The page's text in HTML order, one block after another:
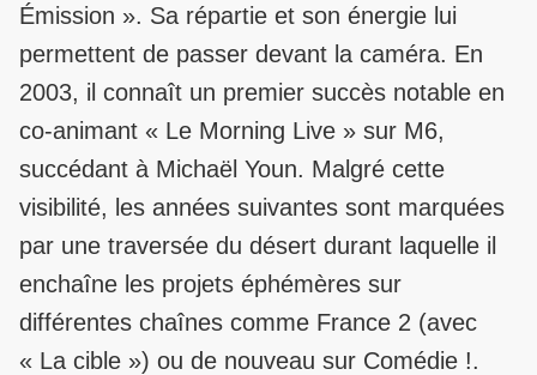
Émission ». Sa répartie et son énergie lui
permettent de passer devant la caméra. En
2003, il connaît un premier succès notable en
co-animant « Le Morning Live » sur M6,
succédant à Michaël Youn. Malgré cette
visibilité, les années suivantes sont marquées
par une traversée du désert durant laquelle il
enchaîne les projets éphémères sur
différentes chaînes comme France 2 (avec
« La cible ») ou de nouveau sur Comédie !.